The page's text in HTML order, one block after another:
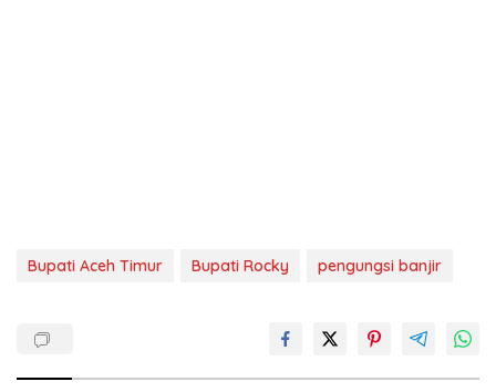
Bupati Aceh Timur Bupati Rocky pengungsi banjir